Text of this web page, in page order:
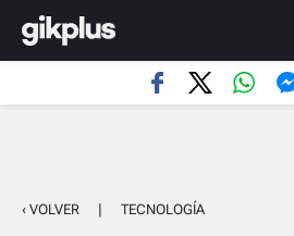
‹ VOLVER | TECNOLOGÍA